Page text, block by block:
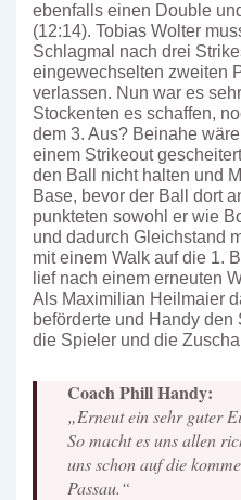
ebenfalls einen Double
(12:14). Tobias Wolter
Schlagmal nach drei
eingewechselten zweiten
verlassen. Nun war es
Stockenten es schaffen,
dem 3. Aus? Beinahe
einem Strikeout
den Ball nicht halten und
Base, bevor der Ball dort
punkteten sowohl er wie
und dadurch Gleichstand
mit einem Walk auf die 1.
lief nach einem erneuten
Als Maximilian Heilmaier
beförderte und Handy
die Spieler und die
Coach Phill Handy:
„Erneut ein sehr guter
So macht es uns allen
uns schon auf die
Passau.“